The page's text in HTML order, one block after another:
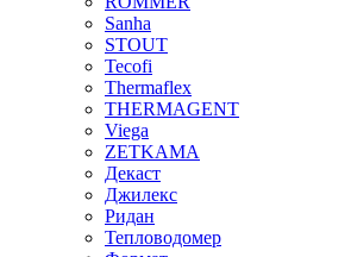
Sanha
STOUT
Tecofi
Thermaflex
THERMAGENT
Viega
ZETKAMA
Декаст
Джилекс
Ридан
Тепловодомер